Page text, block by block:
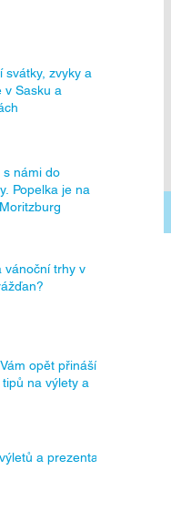
svátky, zvyky a
v Sasku a
s námi do
Popelka je na
vánoční trhy v
opět přináší
na výlety a
a prezentací